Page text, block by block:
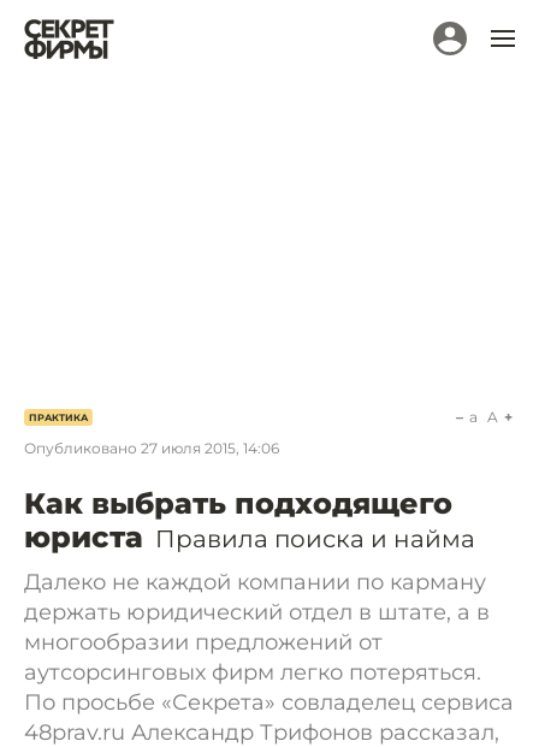
ПРАКТИКА
Опубликовано 27 июля 2015, 14:06
a A
Как выбрать подходящего
юриста Правила поиска и найма
Далеко не каждой компании по карману
держать юридический отдел в штате, а в
многообразии предложений от
аутсорсинговых фирм легко потеряться.
По просьбе «Секрета» совладелец сервиса
48prav.ru Александр Трифонов рассказал,